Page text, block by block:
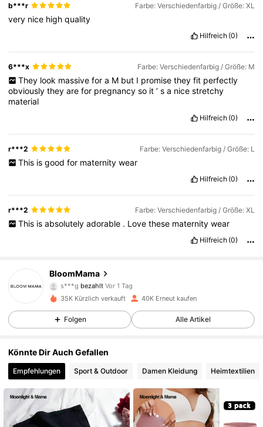
b***r Farbe: Verschiedenfarbig / Größe: XL
very nice highquality
Hilfreich (0)
6***x Farbe: Verschiedenfarbig / Größe: M
They look massive for a M but I promise they fit perfectly
obviouslytheyarefor pregnancyso it’sa nicestretchy
material
Hilfreich (0)
r***2 Farbe: Verschiedenfarbig / Größe: L
This is good for maternity wear
Hilfreich (0)
r***2 Farbe: Verschiedenfarbig / Größe: XL
This is absolutely adorable . Love these maternity wear
Hilfreich (0)
BloomMama
19K Follower
s***gbezahltVor 1 Tag
m***9 istVor 18 Stunden
4,83 19K Follower
4,83 19K Follower
35K Kürzlich verkauft 40K Erneut kaufen
Folgen Alle Artikel
Könnte Dir Auch Gefallen
Empfehlungen Sport & Outdoor Damen Kleidung Heimtextilien